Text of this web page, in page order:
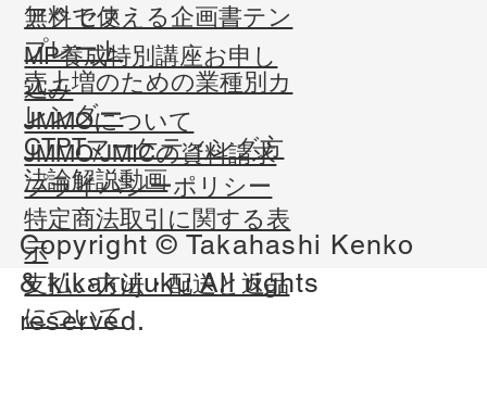
​アクセス
無料で使える企画書テン
プレート
売上増のための業種別カ
レンダー
CTPTマーケティング方
法論解説動画
MP養成特別講座お申し
込み
JMMOについて
JMMO/JMICの資料請求
​プライバシーポリシー
​特定商法取引に関する表
示
​支払い方法・配送と返品
について
Copyright © Takahashi Kenko
&kikakujukuAll rights
reserved.